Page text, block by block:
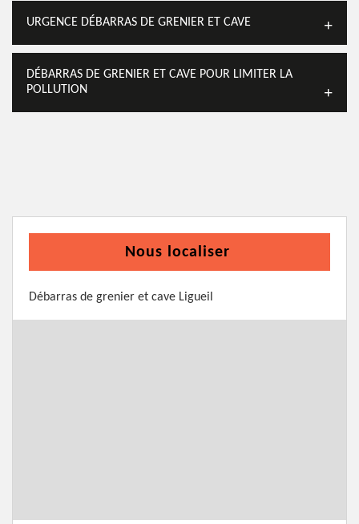
URGENCE DÉBARRAS DE GRENIER ET CAVE
DÉBARRAS DE GRENIER ET CAVE POUR LIMITER LA
POLLUTION
Nous localiser
Débarras de grenier et cave Ligueil